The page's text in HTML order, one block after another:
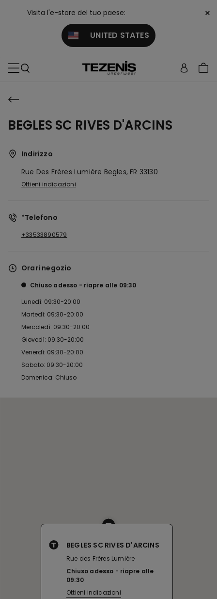
Visita l'e-store del tuo paese:
UNITED STATES
×
BEGLES SC RIVES D'ARCINS
Indirizzo
Rue Des Frères Lumière Begles, FR 33130
Ottieni indicazioni
*Telefono
+33533890579
Orari negozio
Chiuso adesso riapre alle 09:30
Lunedì: 09:30-20:00
Martedì: 09:30-20:00
Mercoledì: 09:30-20:00
Giovedì: 09:30-20:00
Venerdì: 09:30-20:00
Sabato: 09:30-20:00
Domenica: Chiuso
BEGLES SC RIVES D'ARCINS
Rue des Frères Lumière
Chiuso adesso
riapre alle
09:30
Ottieni indicazioni